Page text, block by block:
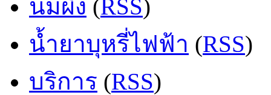
นมผึ้ง (RSS)
น้ำยาบุหรี่ไฟฟ้า (RSS)
บริการ (RSS)